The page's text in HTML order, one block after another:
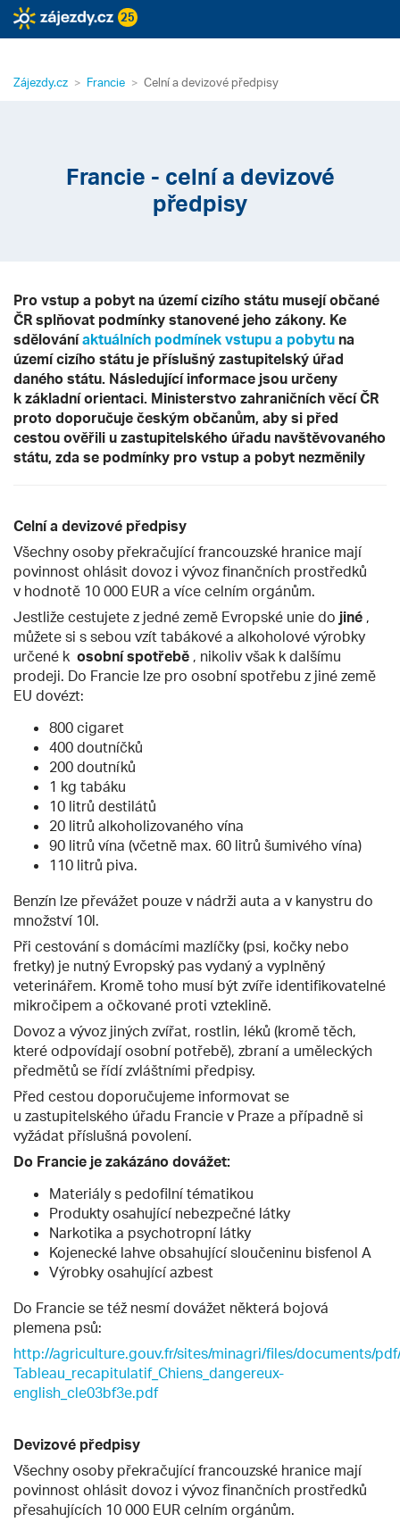
25
Zájezdy.cz Francie Celní a devizové předpisy
Francie - celní a devizové
předpisy
Pro vstup a pobyt na území cizího státu musejí občané
ČR splňovat podmínky stanovené jeho zákony. Ke
sdělováníaktuálních podmínek vstupu a pobytu na
území cizího státu je příslušný zastupitelský úřad
daného státu. Následující informace jsou určeny
k základní orientaci. Ministerstvo zahraničních věcí ČR
proto doporučuje českým občanům, aby si před
cestou ověřili u zastupitelského úřadu navštěvovaného
státu, zda se podmínky pro vstup a pobyt nezměnily
Celní a devizové předpisy
Všechny osoby překračující francouzské hranice mají
povinnost ohlásit dovoz i vývoz finančních prostředků
v hodnotě 10 000 EUR a více celním orgánům.
Jestliže cestujete z jedné země Evropské unie do jiné ,
můžete si s sebou vzít tabákové a alkoholové výrobky
určené k osobní spotřebě , nikoliv však k dalšímu
prodeji. Do Francie lze pro osobní spotřebu z jiné země
EU dovézt:
800 cigaret
400 doutníčků
200 doutníků
1 kg tabáku
10 litrů destilátů
20 litrů alkoholizovaného vína
90 litrů vína (včetně max. 60 litrů šumivého vína)
110 litrů piva.
Benzín lze převážet pouze v nádrži auta a v kanystru do
množství 10l.
Při cestování s domácími mazlíčky (psi, kočky nebo
fretky) je nutný Evropský pas vydaný a vyplněný
veterinářem. Kromě toho musí být zvíře identifikovatelné
mikročipem a očkované proti vzteklině.
Dovoz a vývoz jiných zvířat, rostlin, léků (kromě těch,
které odpovídají osobní potřebě), zbraní a uměleckých
předmětů se řídí zvláštními předpisy.
Před cestou doporučujeme informovat se
u zastupitelského úřadu Francie v Praze a případně si
vyžádat příslušná povolení.
Do Francie je zakázáno dovážet:
Materiály s pedofilní tématikou
Produkty osahující nebezpečné látky
Narkotika a psychotropní látky
Kojenecké lahve obsahující sloučeninu bisfenol A
Výrobky osahující azbest
Do Francie se též nesmí dovážet některá bojová
plemena psů:
http://agriculture.gouv.fr/sites/minagri/files/documents/
Tableau_recapitulatif_Chiens_dangereux-
english_cle03bf3e.pdf
Devizové předpisy
Všechny osoby překračující francouzské hranice mají
povinnost ohlásit dovoz i vývoz finančních prostředků
přesahujících 10 000 EUR celním orgánům.